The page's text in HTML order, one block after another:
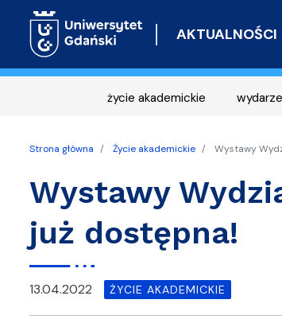
AKTUALNOŚCI
życie akademickie
Strona główna Życie akademickie Wystawy
Wystawy
już dostępna!
13.04.2022 ŻYCIE AKADEMICKIE